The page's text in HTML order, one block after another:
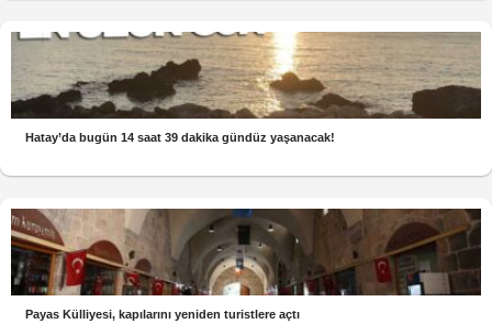
Hatay’da bugün 14 saat 39 dakika gündüz yaşanacak!
Payas Külliyesi, kapılarını yeniden turistlere açtı